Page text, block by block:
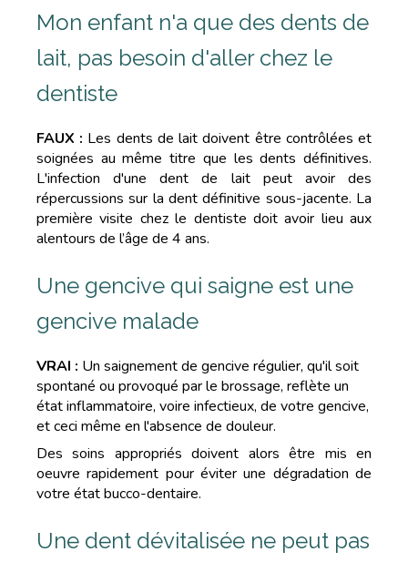
Mon enfant n'a que des dents de
lait, pas besoin d'aller chez le
dentiste
FAUX : Les dents de lait doivent être contrôlées et
soignées au même titre que les dents définitives.
L'infection d'une dent de lait peut avoir des
répercussions sur la dent définitive sous-jacente. La
première visite chez le dentiste doit avoir lieu aux
alentours de l’âge de 4 ans.
Une gencive qui saigne est une
gencive malade
VRAI : Un saignement de gencive régulier, qu'il soit
spontané ou provoqué par le brossage, reflète un
état inflammatoire, voire infectieux, de votre gencive,
et ceci même en l'absence de douleur.
Des soins appropriés doivent alors être mis en
oeuvre rapidement pour éviter une dégradation de
votre état bucco-dentaire.
Une dent dévitalisée ne peut pas